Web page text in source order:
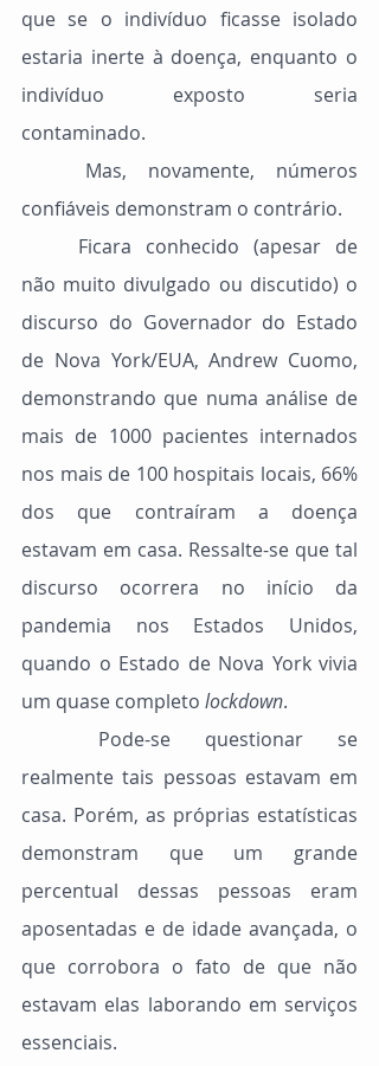
que se o indivíduo ficasse isolado
estaria inerte à doença, enquanto o
indivíduo exposto seria
contaminado.
confiáveis demonstram o contrário.
não muito divulgado ou discutido) o
discurso do Governador do Estado
de Nova York/EUA, Andrew Cuomo,
demonstrando que numa análise de
mais de 1000 pacientes internados
nos mais de 100 hospitais locais, 66%
dos que contraíram a doença
estavam em casa. Ressalte-se que tal
discurso ocorrera no início da
pandemia nos Estados Unidos,
quando o Estado de Nova York vivia
um quase completo lockdown.
realmente tais pessoas estavam em
casa. Porém, as próprias estatísticas
demonstram que um grande
percentual dessas pessoas eram
aposentadas e de idade avançada, o
que corrobora o fato de que não
estavam elas laborando em serviços
essenciais.